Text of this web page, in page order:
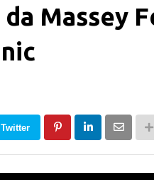
Massey
Twitter